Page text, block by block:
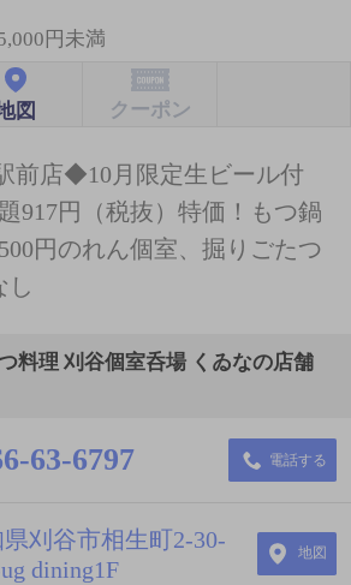
円未満
図 クーポン
前店◆10月限定生ビール付
917円（税抜）特価！もつ鍋
円のれん個室、掘りごたつ
し
料理 刈谷個室呑場 くゐなの店舗
63-6797 電話する
刈谷市相生町2-30-
dining1F
地図